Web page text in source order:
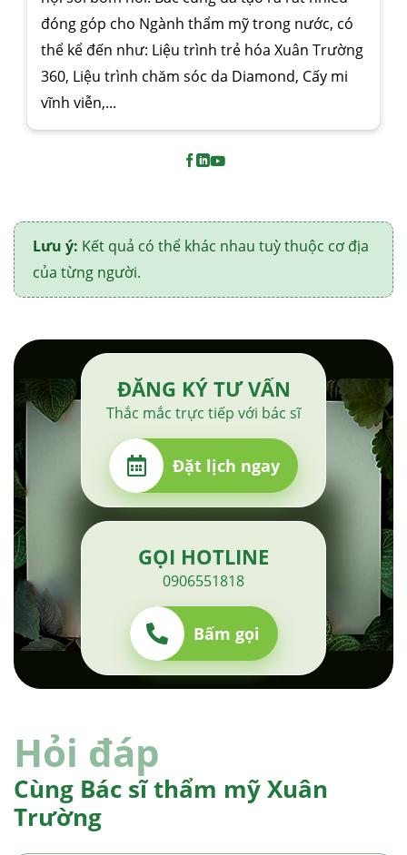
đóng góp cho Ngành thẩm mỹ trong nước, có
thể kể đến như: Liệu trình trẻ hóa Xuân Trường
360, Liệu trình chăm sóc da Diamond, Cấy mi
vĩnh viễn,...
Lưu ý: Kết quả có thể khác nhau tuỳ thuộc cơ địa
của từng người.
ĐĂNG KÝ TƯ VẤN
Thắc mắc trực tiếp với bác sĩ
Đặt lịch ngay
GỌI HOTLINE
0906551818
Bấm gọi
Hỏi đáp
Cùng Bác sĩ thẩm mỹ Xuân
Trường